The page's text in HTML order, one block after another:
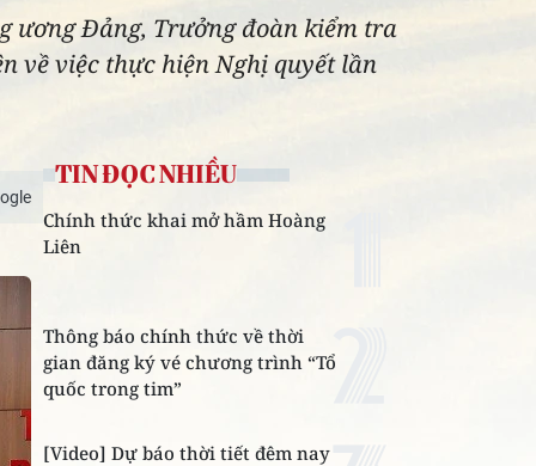
ương Đảng, Trưởng đoàn kiểm tra
về việc thực hiện Nghị quyết lần
TIN ĐỌC NHIỀU
Chính thức khai mở hầm Hoàng
Liên
Thông báo chính thức về thời
gian đăng ký vé chương trình “Tổ
quốc trong tim”
[Video] Dự báo thời tiết đêm nay